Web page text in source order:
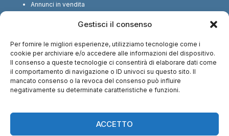
Gestisci il consenso
Per fornire le migliori esperienze, utilizziamo tecnologie come i
cookie per archiviare e/o accedere alle informazioni del dispositivo.
Il consenso a queste tecnologie ci consentirà di elaborare dati come
il comportamento di navigazione o ID univoci su questo sito. Il
mancato consenso o la revoca del consenso può influire
negativamente su determinate caratteristiche e funzioni.
ACCETTO
Annunci in vendita
SEGUICI SUI SOCIAL
CI TROVI ANCHE SU: